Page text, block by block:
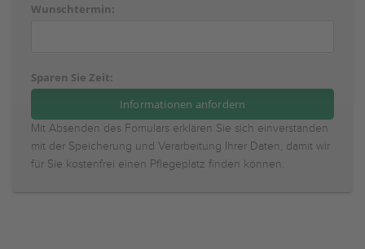
Wunschtermin:
Sparen Sie Zeit:
Mit Absenden des Fomulars erklären Sie sich einverstanden
mit der Speicherung und Verarbeitung Ihrer Daten, damit wir
für Sie kostenfrei einen Pflegeplatz finden können.